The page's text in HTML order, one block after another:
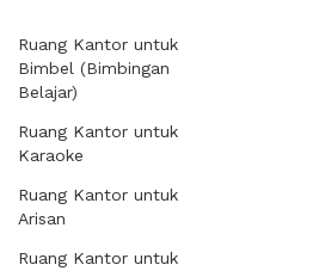
Ruang Kantor untuk
Bimbel (Bimbingan
Belajar)
Ruang Kantor untuk
Karaoke
Ruang Kantor untuk
Arisan
Ruang Kantor untuk